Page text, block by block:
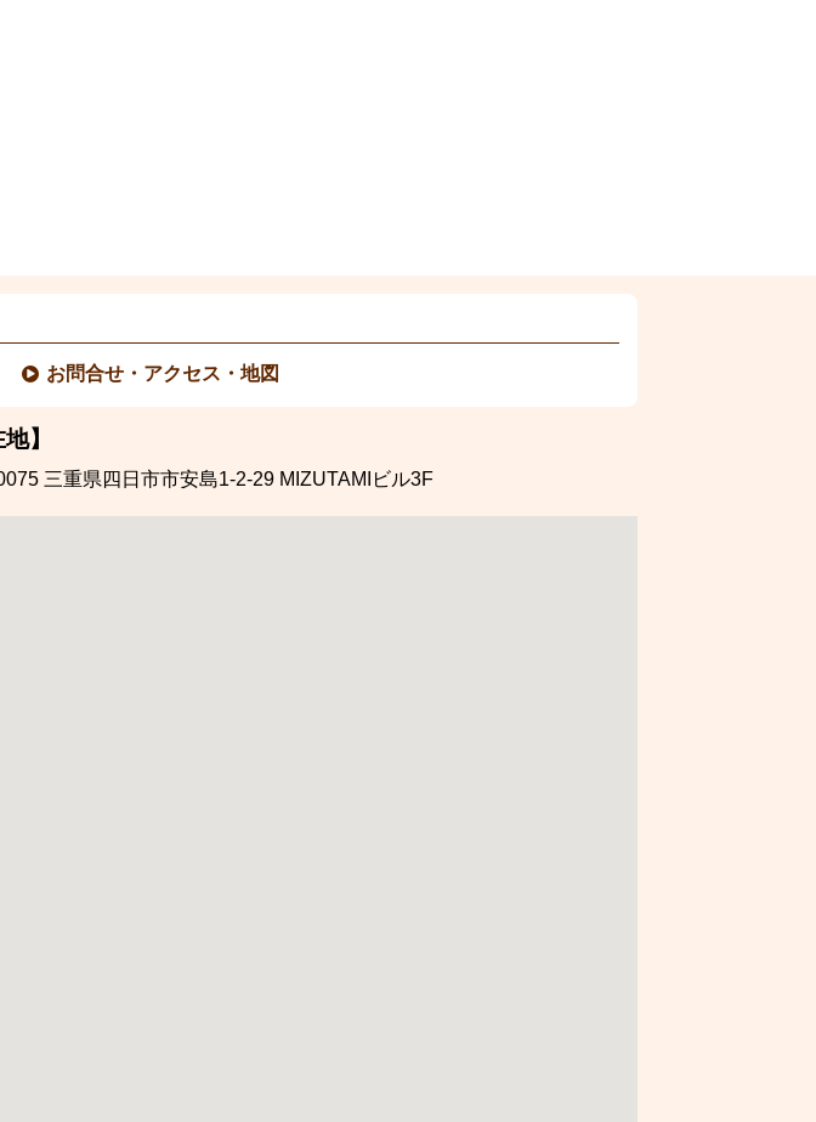
お問合せ・アクセス・地図
】
三重県四日市市安島1-2-29 MIZUTAMIビル3F